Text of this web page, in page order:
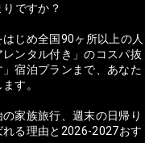
ですか？
じめ全国90ヶ所以上の人
ンタル付き」のコスパ抜
宿泊プランまで、あなた
す。
家族旅行、週末の日帰り
れる理由と2026-2027おす